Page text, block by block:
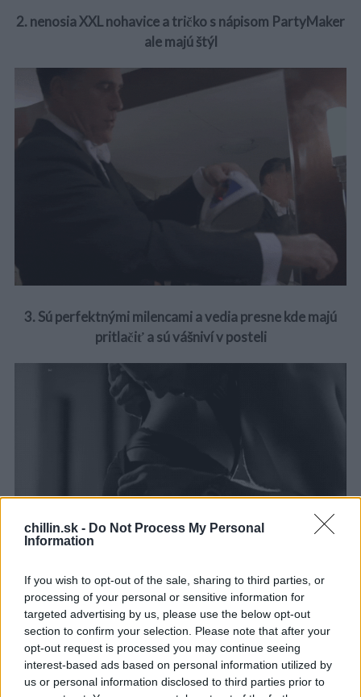
chillin.sk - Do Not Process My Personal
Information
If you wish to opt-out of the sale, sharing to third parties, or
processing of your personal or sensitive information for
targeted advertising by us, please use the below opt-out
section to confirm your selection. Please note that after your
opt-out request is processed you may continue seeing
interest-based ads based on personal information utilized by
us or personal information disclosed to third parties prior to
2. nenosia XXL nohavice a tričko s nápisom PartyMaker
ale majú štýl
3. Sú perfektnými milencami a vedia presne kde majú
pritlačiť a sú vášniví v posteli
fotkou ich penisu
r
c
f
: